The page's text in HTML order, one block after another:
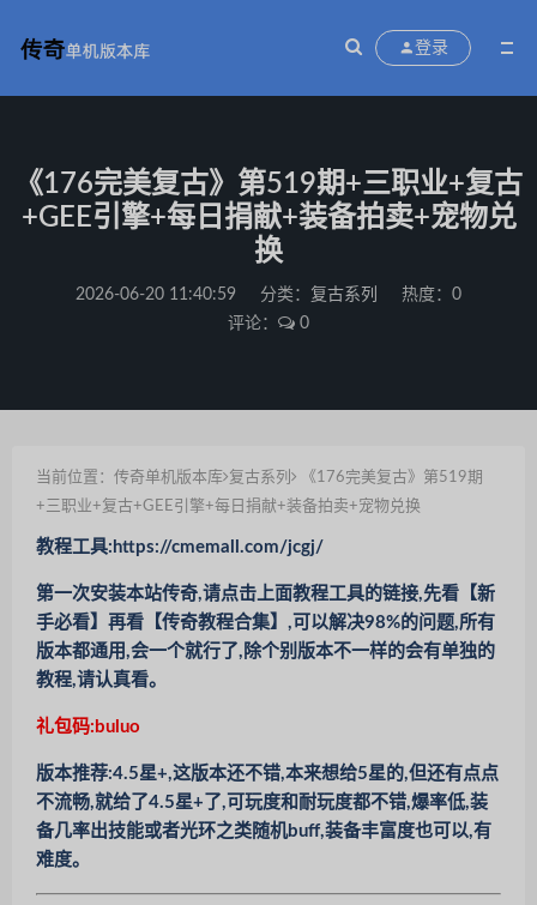
登录
《176完美复古》第519期+三职业+复古
+GEE引擎+每日捐献+装备拍卖+宠物兑
换
2026-06-20 11:40:59 分类： 复古系列
热度：0
评论：
0
当前位置： 传奇单机版本库 复古系列
《176完美复古》第519期
+三职业+复古+GEE引擎+每日捐献+装备拍卖+宠物兑换
教程工具:https://cmemall.com/jcgj/
第一次安装本站传奇,请点击上面教程工具的链接,先看【新
手必看】再看【传奇教程合集】,可以解决98%的问题,所有
版本都通用,会一个就行了,除个别版本不一样的会有单独的
教程,请认真看。
礼包码:buluo
版本推荐:4.5星+,这版本还不错,本来想给5星的,但还有点点
不流畅,就给了4.5星+了,可玩度和耐玩度都不错,爆率低,装
备几率出技能或者光环之类随机buff,装备丰富度也可以,有
难度。